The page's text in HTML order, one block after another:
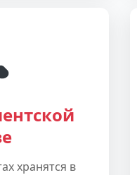
хранятся в